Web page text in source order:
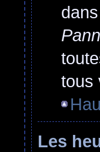
tous
Les